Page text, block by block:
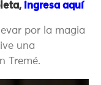
ingresa aquí
por la magia
una
Tremé.